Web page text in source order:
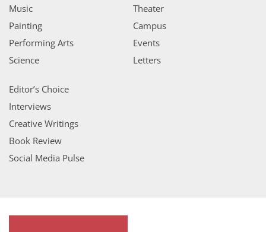
Music
Painting
Performing Arts
Science
Theater
Campus
Events
Letters
Editor’s Choice
Interviews
Creative Writings
Book Review
Social Media Pulse